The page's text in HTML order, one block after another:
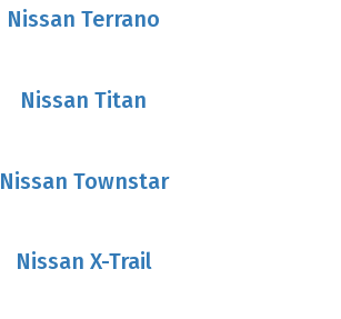
Nissan Terrano
Nissan Titan
Nissan Townstar
Nissan X-Trail